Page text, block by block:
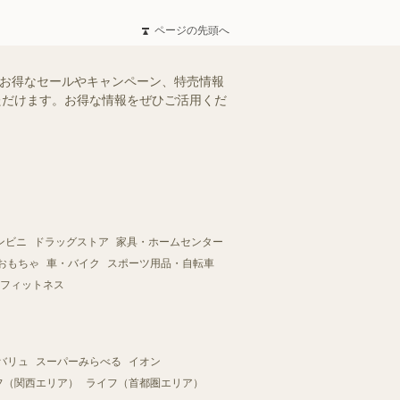
ページの先頭へ
得なセールやキャンペーン、特売情報
けます。お得な情報をぜひご活用くだ
ビニ ドラッグストア
家具・ホームセンター
もちゃ
車・バイク
スポーツ用品・自転車
ィットネス
リュ スーパーみらべる
イオン
関西エリア）
ライフ（首都圏エリア）